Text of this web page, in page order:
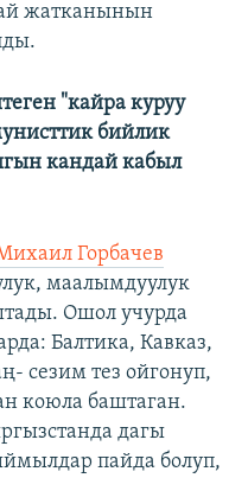
жатканынын
"кайра куруу
бийлик
кандай кабыл
Горбачев
маалымдуулук
Ошол учурда
Балтика, Кавказ,
сезим тез ойгонуп,
коюла баштаган.
дагы
пайда болуп,